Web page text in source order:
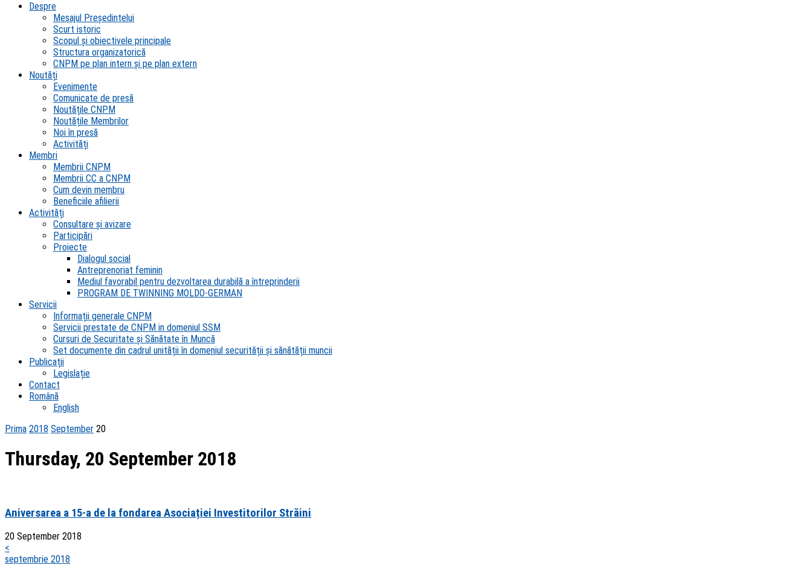
Despre
Mesajul Președintelui
Scurt istoric
Scopul şi obiectivele principale
Structura organizatorică
CNPM pe plan intern şi pe plan extern
Noutăți
Evenimente
Comunicate de presă
Noutățile CNPM
Noutățile Membrilor
Noi în presă
Activități
Membri
Membrii CNPM
Membrii CC a CNPM
Cum devin membru
Beneficiile afilierii
Activități
Consultare și avizare
Participări
Proiecte
Dialogul social
Antreprenoriat feminin
Mediul favorabil pentru dezvoltarea durabilă a întreprinderii
PROGRAM DE TWINNING MOLDO-GERMAN
Servicii
Informații generale CNPM
Servicii prestate de CNPM in domeniul SSM
Cursuri de Securitate și Sănătate în Muncă
Set documente din cadrul unității în domeniul securității și sănătății muncii
Publicații
Legislație
Contact
Română
English
Prima 2018 September 20
Thursday, 20 September 2018
Aniversarea a 15-a de la fondarea Asociației Investitorilor Străini
20 September 2018
<
septembrie 2018